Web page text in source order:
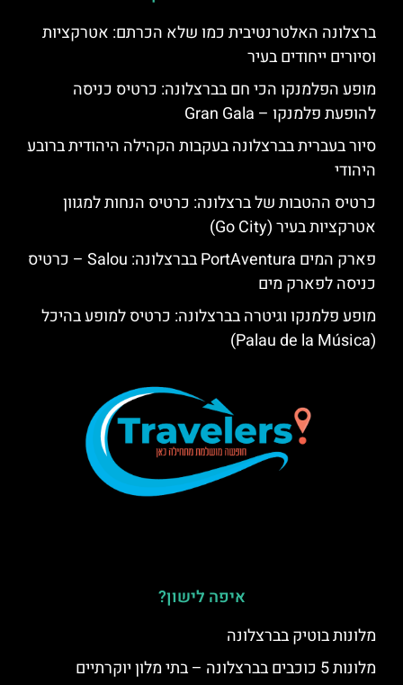
ברצלונה האלטרנטיבית כמו שלא הכרתם: אטרקציות
וסיורים ייחודים בעיר
מופע הפלמנקו הכי חם בברצלונה: כרטיס כניסה
להופעת פלמנקו – Gran Gala
סיור בעברית בברצלונה בעקבות הקהילה היהודית ברובע
היהודי
כרטיס ההטבות של ברצלונה: כרטיס הנחות למגוון
אטרקציות בעיר (Go City)
פארק המים PortAventura בברצלונה: Salou – כרטיס
כניסה לפארק מים
מופע פלמנקו וגיטרה בברצלונה: כרטיס למופע בהיכל
(Palau de la Música)
איפה לישון?
מלונות בוטיק בברצלונה
מלונות 5 כוכבים בברצלונה – בתי מלון יוקרתיים